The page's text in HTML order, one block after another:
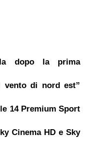
dopo la prima
vento di nord est”
14 Premium Sport
Cinema HD e Sky